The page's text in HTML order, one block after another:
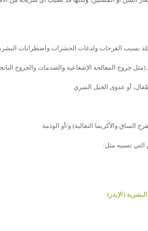
القرحات ولدغات الحشرات واضطرابات البشرة
المعالجة الإشعاعية والصدمات والجروح
أو عدوى الحبل السري
والأكزيما الثقالية) و/أو الوذمة
تسببه مثل:
(الإيدز)